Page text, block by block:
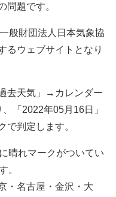
問題です。
般財団法人日本気象協
るウェブサイトとなり
去天気」→カレンダー
「2022年05月16日」
で判定します。
晴れマークがついてい
。
名古屋・金沢・大